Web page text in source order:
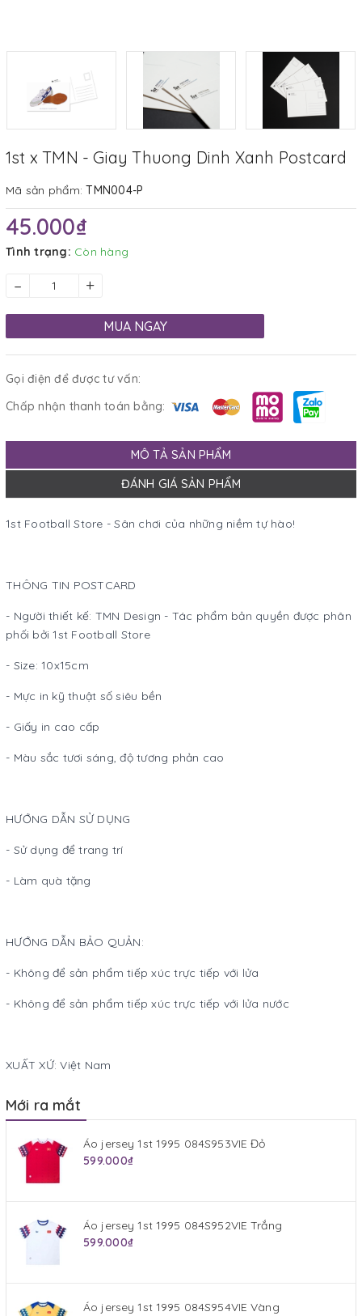
1st x TMN - Giay Thuong Dinh Xanh Postcard
Mã sản phẩm:TMN004-P
45.000₫
Tình trạng: Còn hàng
– +
MUA NGAY
Gọi điện để được tư vấn:
Chấp nhận thanh toán bằng:
MÔ TẢ SẢN PHẨM
ĐÁNH GIÁ SẢN PHẨM
1st Football Store - Sân chơi của những niềm tự hào!
THÔNG TIN POSTCARD
- Người thiết kế: TMN Design - Tác phẩm bản quyền được phân
phối bởi 1st Football Store
- Size: 10x15cm
- Mực in kỹ thuật số siêu bền
- Giấy in cao cấp
- Màu sắc tươi sáng, độ tương phản cao
HƯỚNG DẪN SỬ DỤNG
- Sử dụng để trang trí
- Làm quà tặng
HƯỚNG DẪN BẢO QUẢN:
- Không để sản phẩm tiếp xúc trực tiếp với lửa
- Không để sản phẩm tiếp xúc trực tiếp với lửa nước
XUẤT XỨ: Việt Nam
Mới ra mắt
Áo jersey 1st 1995 084S953VIE Đỏ
599.000₫
Áo jersey 1st 1995 084S952VIE Trắng
599.000₫
Áo jersey 1st 1995 084S954VIE Vàng